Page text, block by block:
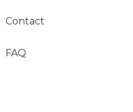
Contact
FAQ